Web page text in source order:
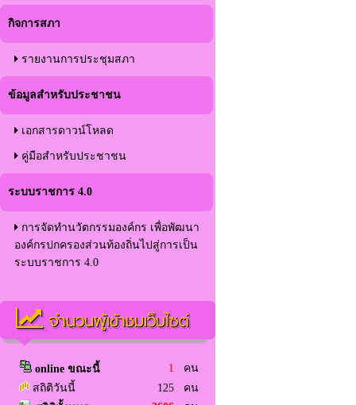
กิจการสภา
รายงานการประชุมสภา
ข้อมูลสำหรับประชาชน
เอกสารดาวน์โหลด
คู่มือสำหรับประชาชน
ระบบราชการ 4.0
การจัดทำนวัตกรรมองค์กร เพื่อพัฒนา
องค์กรปกครองส่วนท้องถิ่นไปสู่การเป็น
ระบบราชการ 4.0
จำนวนผู้เข้าชมเว็บไซต์
online ขณะนี้ 1 คน
สถิติวันนี้
125 คน